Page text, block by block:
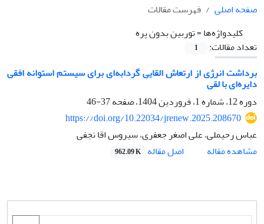
صفحه اصلی
فهرست مقالات
کلیدواژه‌ها =توربین بدون پره
تعداد مقالات:
1
برداشت انرژی از ارتعاش القایی گردابه‌ای برای سیستم استوانه افقی
دایره‌ای با لقی
دوره 12، شماره 1، فروردین 1404، صفحه
37-46
https://doi.org/10.22034/jrenew.2025.208670
عباس رحیملی، علی اصغر جعفری، سیروس اقا نجفی
مشاهده مقاله
اصل مقاله 962.09 K